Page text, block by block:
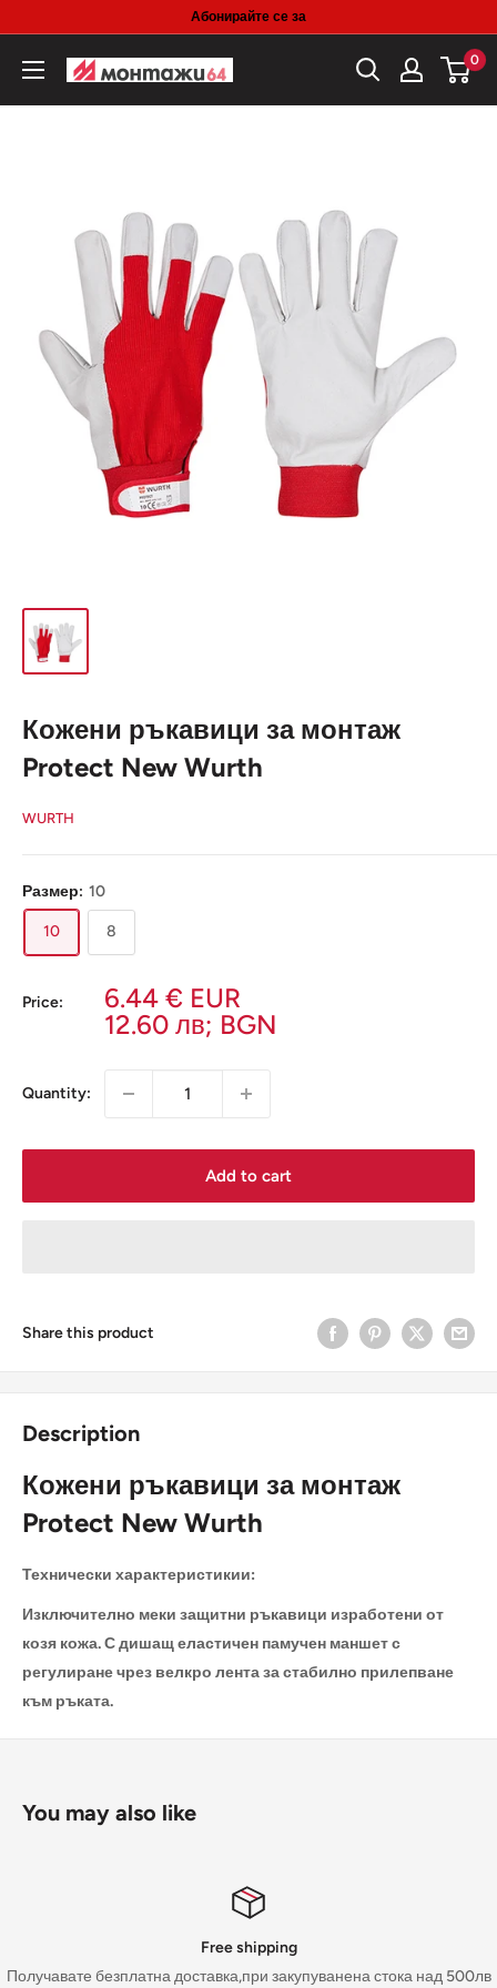
content
Абонирайте се за
Монтажи-64
0
Кожени ръкавици за монтаж
Protect New Wurth
WURTH
Размер: 10
10 8
Price:
Sale
price
6.44 € EUR
12.60 лв; BGN
Quantity:
Add to cart
Share this product
Description
Кожени ръкавици за монтаж
Protect New Wurth
Технически характеристикии:
Изключително меки защитни ръкавици изработени от
козя кожа. С дишащ еластичен памучен маншет с
регулиране чрез велкро лента за стабилно прилепване
към ръката.
You may also like
Free shipping
Получавате безплатна доставка,при закупуванена стока над 500лв